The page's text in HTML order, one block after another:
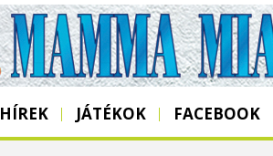
HÍREK JÁTÉKOK FACEBOOK